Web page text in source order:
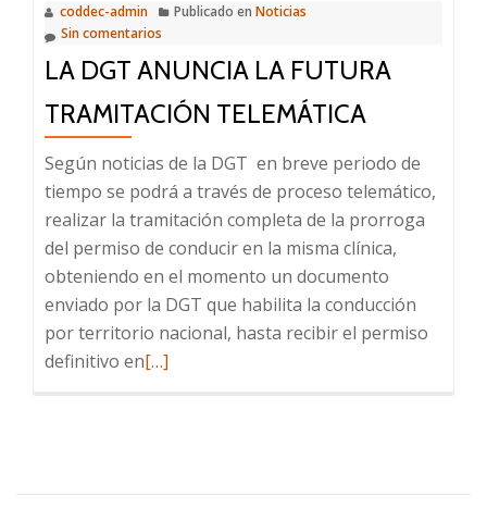
coddec-admin Publicado en Noticias
Sin comentarios
LA DGT ANUNCIA LA FUTURA
TRAMITACIÓN TELEMÁTICA
Según noticias de la DGT en breve periodo de
tiempo se podrá a través de proceso telemático,
realizar la tramitación completa de la prorroga
del permiso de conducir en la misma clínica,
obteniendo en el momento un documento
enviado por la DGT que habilita la conducción
por territorio nacional, hasta recibir el permiso
definitivo enLeer
anuncia
[…]